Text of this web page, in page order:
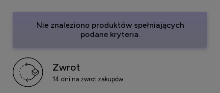
Nie znaleziono produktów spełniających
podane kryteria.
Zwrot
14 dni na zwrot zakupów